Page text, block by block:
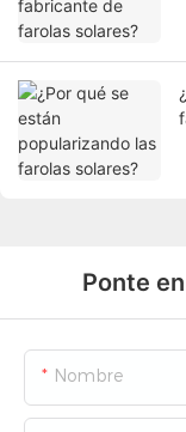
Ponte
Nombre